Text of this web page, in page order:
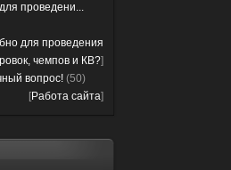
проведени...
для проведения
чемпов и КВ?]
вопрос! (50)
[Работа сайта]